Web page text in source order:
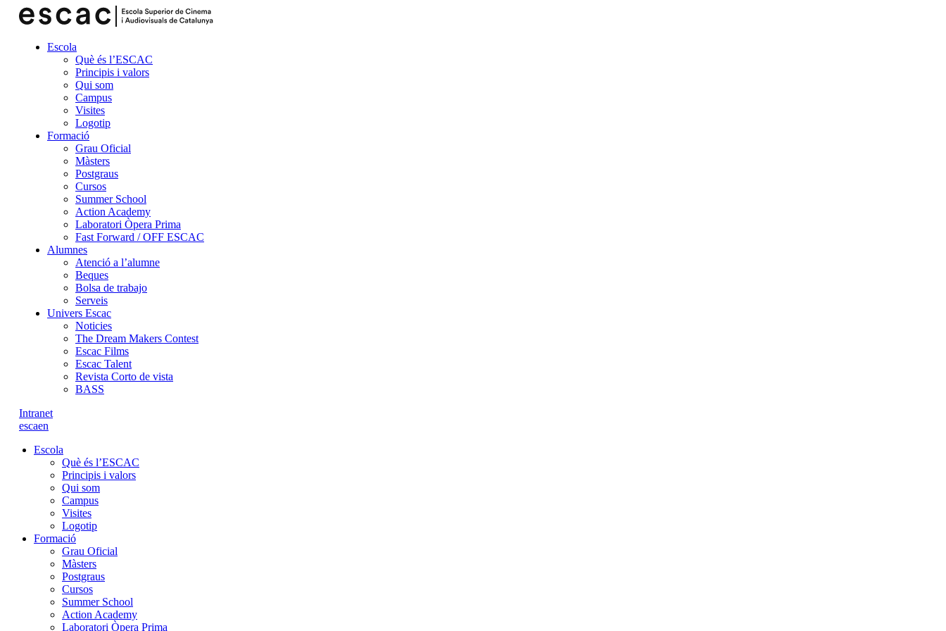
Escola
Què és l’ESCAC
Principis i valors
Qui som
Campus
Visites
Logotip
Formació
Grau Oficial
Màsters
Postgraus
Cursos
Summer School
Action Academy
Laboratori Òpera Prima
Fast Forward / OFF ESCAC
Alumnes
Atenció a l’alumne
Beques
Bolsa de trabajo
Serveis
Univers Escac
Noticies
The Dream Makers Contest
Escac Films
Escac Talent
Revista Corto de vista
BASS
Intranet
escaen
Escola
Què és l’ESCAC
Principis i valors
Qui som
Campus
Visites
Logotip
Formació
Grau Oficial
Màsters
Postgraus
Cursos
Summer School
Action Academy
Laboratori Òpera Prima